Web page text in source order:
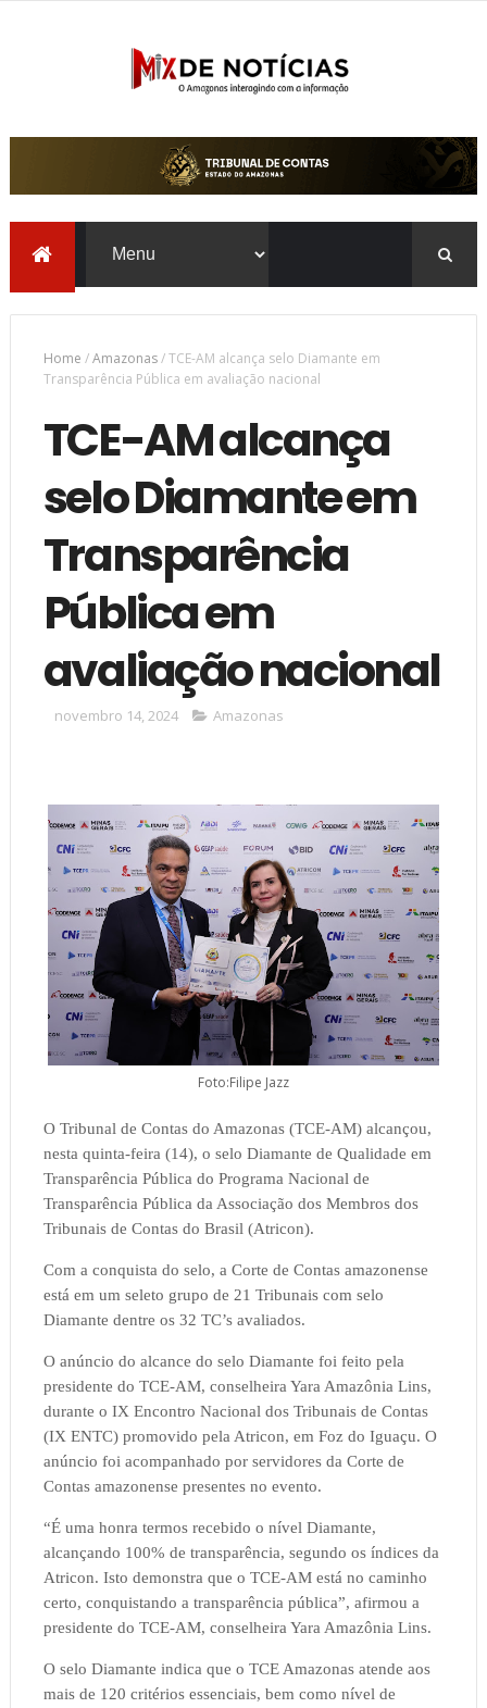
Home /Amazonas/TCE-AM alcança selo Diamante em
Transparência Pública em avaliação nacional
TCE-AM alcança
selo Diamante em
Transparência
Pública em
avaliação nacional
novembro 14, 2024 Amazonas
Foto:Filipe Jazz
O Tribunal de Contas do Amazonas (TCE-AM) alcançou,
nesta quinta-feira (14), o selo Diamante de Qualidade em
Transparência Pública do Programa Nacional de
Transparência Pública da Associação dos Membros dos
Tribunais de Contas do Brasil (Atricon).
Com a conquista do selo, a Corte de Contas amazonense
está em um seleto grupo de 21 Tribunais com selo
Diamante dentre os 32 TC’s avaliados.
O anúncio do alcance do selo Diamante foi feito pela
presidente do TCE-AM, conselheira Yara Amazônia Lins,
durante o IX Encontro Nacional dos Tribunais de Contas
(IX ENTC) promovido pela Atricon, em Foz do Iguaçu. O
anúncio foi acompanhado por servidores da Corte de
Contas amazonense presentes no evento.
“É uma honra termos recebido o nível Diamante,
alcançando 100% de transparência, segundo os índices da
Atricon. Isto demonstra que o TCE-AM está no caminho
certo, conquistando a transparência pública”, afirmou a
presidente do TCE-AM, conselheira Yara Amazônia Lins.
O selo Diamante indica que o TCE Amazonas atende aos
mais de 120 critérios essenciais, bem como nível de